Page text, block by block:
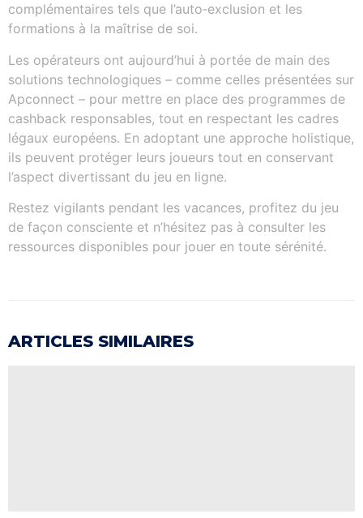
complémentaires tels que l’auto‑exclusion et les
formations à la maîtrise de soi.
Les opérateurs ont aujourd’hui à portée de main des
solutions technologiques – comme celles présentées sur
Apconnect – pour mettre en place des programmes de
cashback responsables, tout en respectant les cadres
légaux européens. En adoptant une approche holistique,
ils peuvent protéger leurs joueurs tout en conservant
l’aspect divertissant du jeu en ligne.
Restez vigilants pendant les vacances, profitez du jeu
de façon consciente et n’hésitez pas à consulter les
ressources disponibles pour jouer en toute sérénité.
ARTICLES SIMILAIRES